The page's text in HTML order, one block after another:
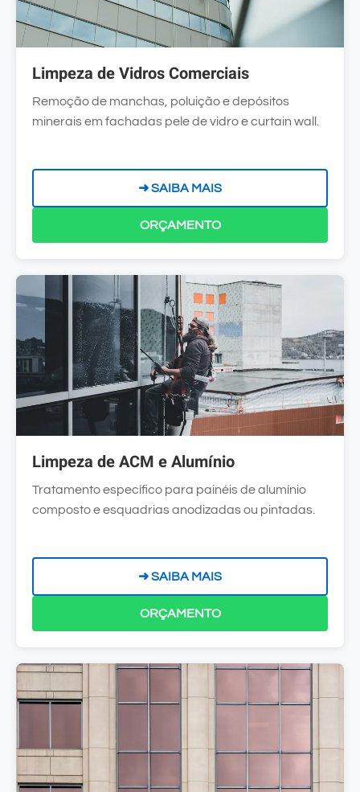
Limpeza de Vidros Comerciais
Remoção de manchas, poluição e depósitos
minerais em fachadas pele de vidro e curtain wall.
➜ SAIBA MAIS
ORÇAMENTO
Limpeza de ACM e Alumínio
Tratamento específico para painéis de alumínio
composto e esquadrias anodizadas ou pintadas.
➜ SAIBA MAIS
ORÇAMENTO